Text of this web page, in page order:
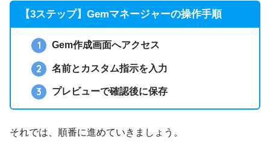
【3ステップ】Gemマネージャーの操作手順
Gem作成画面へアクセス
名前とカスタム指示を入力
プレビューで確認後に保存
それでは、順番に進めていきましょう。